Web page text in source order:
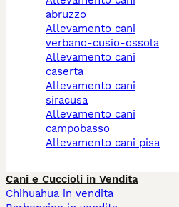
abruzzo
allevamento cani
verbano-cusio-ossola
allevamento cani
caserta
allevamento cani
siracusa
allevamento cani
campobasso
allevamento cani pisa
Cani e Cuccioli in Vendita
Chihuahua in vendita